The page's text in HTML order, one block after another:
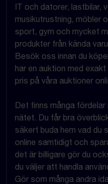
IT och datorer, lastbilar,
musikutrustning, möbler
sport, gym och mycket
produkter från kända
Besök oss innan du
har en auktion med
pris på våra auktioner
Det finns många
nätet. Du får bra
säkert buda hem vad du
online samtidigt och
det är billigare gör du
du väljer att handla
Gör som många andra